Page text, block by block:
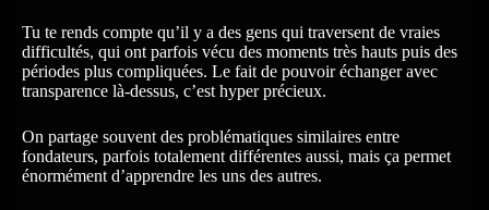
Tu te rends compte qu’il y a des gens qui traversent de vraies
difficultés, qui ont parfois vécu des moments très hauts puis des
périodes plus compliquées. Le fait de pouvoir échanger avec
transparence là-dessus, c’est hyper précieux.
On partage souvent des problématiques similaires entre
fondateurs, parfois totalement différentes aussi, mais ça permet
énormément d’apprendre les uns des autres.